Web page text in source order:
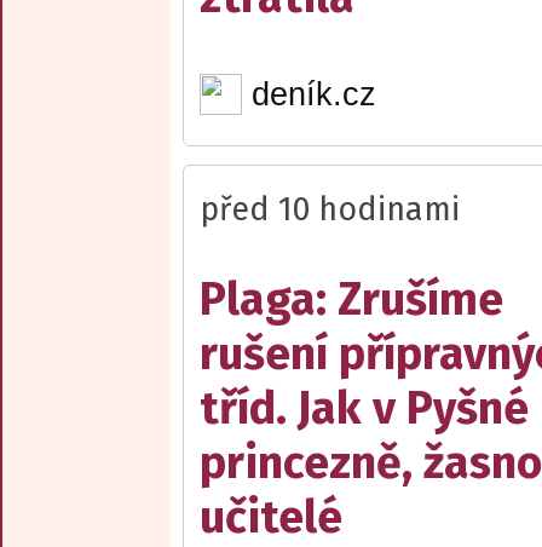
deník.cz
před 10 hodinami
Plaga: Zrušíme
rušení
tříd. Jak v Pyšné
princezně,
učitelé